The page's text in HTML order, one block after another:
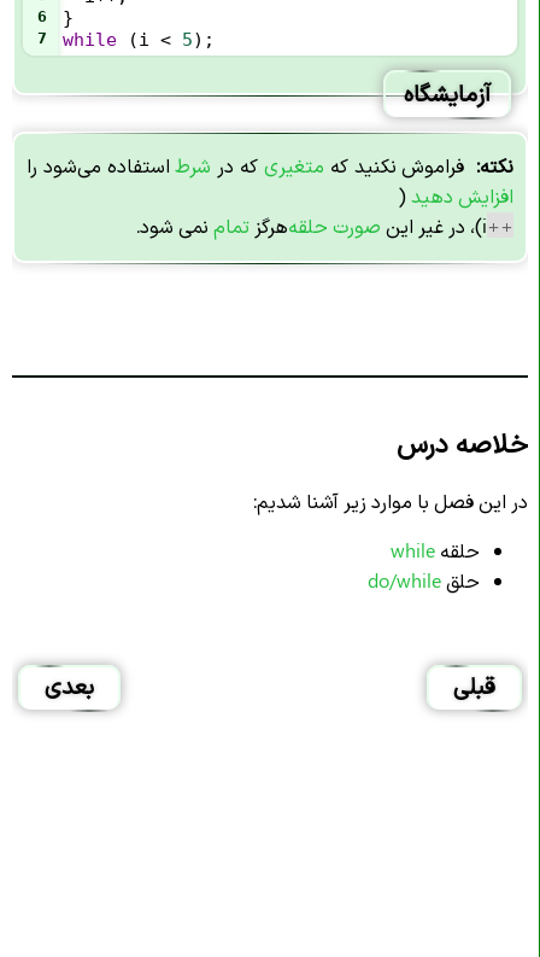
6 }
7 while (i < 5);
آزمایشگاه
نکته: فراموش نکنید که متغیری که در شرط استفاده می‌شود را
افزایش دهید(
++i)، در غیر این صورت حلقههرگز تمام نمی شود.
خلاصه درس
در این فصل با موارد زیر آشنا شدیم:
حلقه while
حلق do/while
قبلی بعدی